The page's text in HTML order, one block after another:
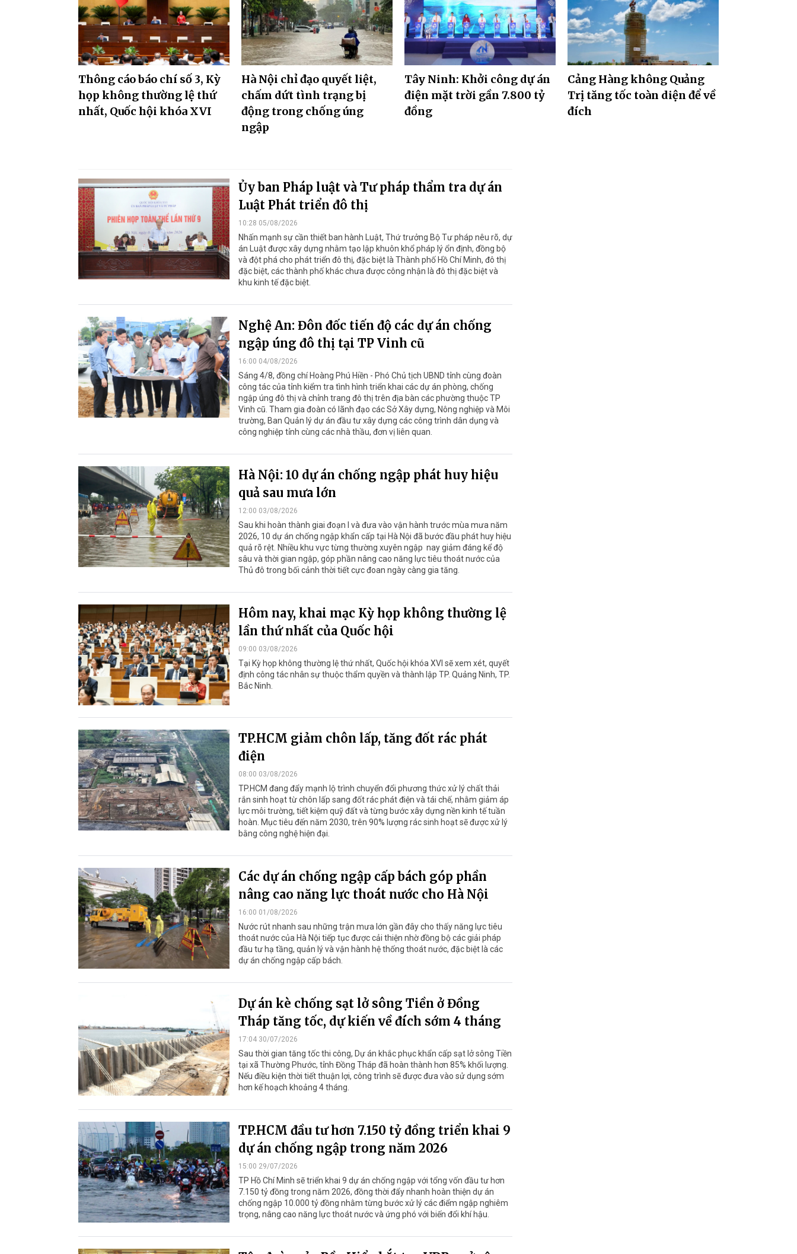
Thông cáo báo chí số 3, Kỳ
họp không thường lệ thứ
nhất, Quốc hội khóa XVI
Hà Nội chỉ đạo quyết liệt,
chấm dứt tình trạng bị
động trong chống úng
ngập
Tây Ninh: Khởi công dự án
điện mặt trời gần 7.800 tỷ
đồng
Cảng Hàng không Quảng
Trị tăng tốc toàn diện để về
đích
Ủy ban Pháp luật và Tư pháp thẩm tra dự án
Luật Phát triển đô thị
10:28 05/08/2026
Nhấn mạnh sự cần thiết ban hành Luật, Thứ trưởng Bộ Tư pháp nêu rõ, dự
án Luật được xây dựng nhằm tạo lập khuôn khổ pháp lý ổn định, đồng bộ
và đột phá cho phát triển đô thị, đặc biệt là Thành phố Hồ Chí Minh, đô thị
đặc biệt, các thành phố khác chưa được công nhận là đô thị đặc biệt và
khu kinh tế đặc biệt.
Nghệ An: Đôn đốc tiến độ các dự án chống
ngập úng đô thị tại TP Vinh cũ
16:00 04/08/2026
Sáng 4/8, đồng chí Hoàng Phú Hiền - Phó Chủ tịch UBND tỉnh cùng đoàn
công tác của tỉnh kiểm tra tình hình triển khai các dự án phòng, chống
ngập úng đô thị và chỉnh trang đô thị trên địa bàn các phường thuộc TP
Vinh cũ. Tham gia đoàn có lãnh đạo các Sở Xây dựng, Nông nghiệp và Môi
trường, Ban Quản lý dự án đầu tư xây dựng các công trình dân dụng và
công nghiệp tỉnh cùng các nhà thầu, đơn vị liên quan.
Hà Nội: 10 dự án chống ngập phát huy hiệu
quả sau mưa lớn
12:00 03/08/2026
Sau khi hoàn thành giai đoạn I và đưa vào vận hành trước mùa mưa năm
2026, 10 dự án chống ngập khẩn cấp tại Hà Nội đã bước đầu phát huy hiệu
quả rõ rệt. Nhiều khu vực từng thường xuyên ngập nay giảm đáng kể độ
sâu và thời gian ngập, góp phần nâng cao năng lực tiêu thoát nước của
Thủ đô trong bối cảnh thời tiết cực đoan ngày càng gia tăng.
Hôm nay, khai mạc Kỳ họp không thường lệ
lần thứ nhất của Quốc hội
09:00 03/08/2026
Tại Kỳ họp không thường lệ thứ nhất, Quốc hội khóa XVI sẽ xem xét, quyết
định công tác nhân sự thuộc thẩm quyền và thành lập TP. Quảng Ninh, TP.
Bắc Ninh.
TP.HCM giảm chôn lấp, tăng đốt rác phát
điện
08:00 03/08/2026
TP.HCM đang đẩy mạnh lộ trình chuyển đổi phương thức xử lý chất thải
rắn sinh hoạt từ chôn lấp sang đốt rác phát điện và tái chế, nhằm giảm áp
lực môi trường, tiết kiệm quỹ đất và từng bước xây dựng nền kinh tế tuần
hoàn. Mục tiêu đến năm 2030, trên 90% lượng rác sinh hoạt sẽ được xử lý
bằng công nghệ hiện đại.
Các dự án chống ngập cấp bách góp phần
nâng cao năng lực thoát nước cho Hà Nội
16:00 01/08/2026
Nước rút nhanh sau những trận mưa lớn gần đây cho thấy năng lực tiêu
thoát nước của Hà Nội tiếp tục được cải thiện nhờ đồng bộ các giải pháp
đầu tư hạ tầng, quản lý và vận hành hệ thống thoát nước, đặc biệt là các
dự án chống ngập cấp bách.
Dự án kè chống sạt lở sông Tiền ở Đồng
Tháp tăng tốc, dự kiến về đích sớm 4 tháng
17:04 30/07/2026
Sau thời gian tăng tốc thi công, Dự án khắc phục khẩn cấp sạt lở sông Tiền
tại xã Thường Phước, tỉnh Đồng Tháp đã hoàn thành hơn 85% khối lượng.
Nếu điều kiện thời tiết thuận lợi, công trình sẽ được đưa vào sử dụng sớm
hơn kế hoạch khoảng 4 tháng.
TP.HCM đầu tư hơn 7.150 tỷ đồng triển khai 9
dự án chống ngập trong năm 2026
15:00 29/07/2026
TP Hồ Chí Minh sẽ triển khai 9 dự án chống ngập với tổng vốn đầu tư hơn
7.150 tỷ đồng trong năm 2026, đồng thời đẩy nhanh hoàn thiện dự án
chống ngập 10.000 tỷ đồng nhằm từng bước xử lý các điểm ngập nghiêm
trọng, nâng cao năng lực thoát nước và ứng phó với biến đổi khí hậu.